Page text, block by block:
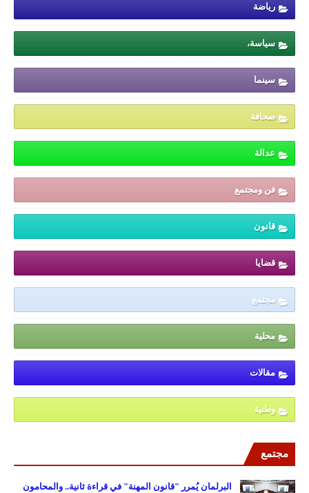
رياضة
سياسة،
سينما
صحافة
عدالة
فن ومجتمع
قانون
قضايا
مجتمع
محلية
مقالات
وطنية
مجتمع
البرلمان يُمرر "قانون المهنة" في قراءة ثانية.. والمحامون